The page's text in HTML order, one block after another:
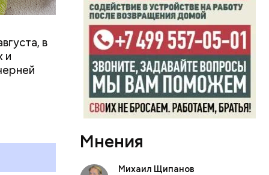
в
и
у
без
Мнения
Михаил Щипанов